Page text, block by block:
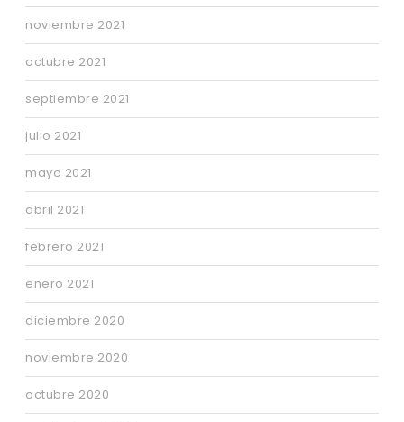
noviembre 2021
octubre 2021
septiembre 2021
julio 2021
mayo 2021
abril 2021
febrero 2021
enero 2021
diciembre 2020
noviembre 2020
octubre 2020